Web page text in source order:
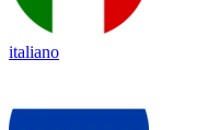
italiano